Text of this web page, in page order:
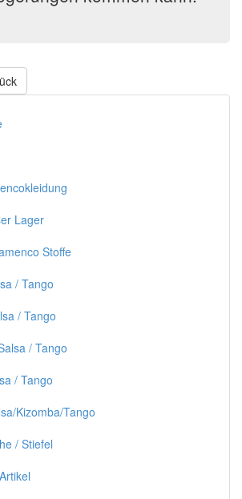
Lager
Stoffe
/ Tango
/ Tango
/ Tango
/ Tango
Kizomba/Tango
/ Stiefel